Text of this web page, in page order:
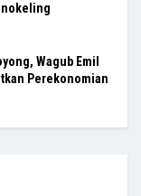
Wagub Emil
Perekonomian